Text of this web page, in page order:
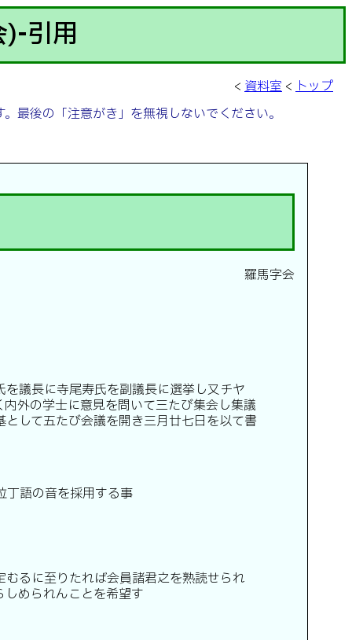
引用
< 資料室 < トップ
最後の「注意がき」を無視しないでください。
羅馬字会
議長に寺尾寿氏を副議長に選挙し又チヤ
外の学士に意見を問いて三たび集会し集議
して五たび会議を開き三月廿七日を以て書
丁語の音を採用する事
るに至りたれば会員諸君之を熟読せられ
められんことを希望す